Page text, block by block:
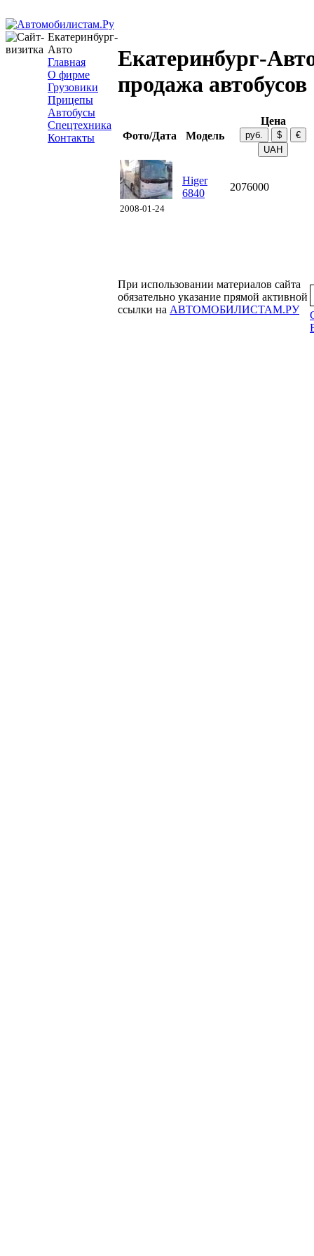
Екатеринбург-
Авто
Главная
О фирме
Грузовики
Прицепы
Автобусы
Спецтехника
Контакты
Екатеринбург-
продажа автобусов
Фото/Дата Модель
Цена
2008-01-24
Higer
6840
2076000
При использовании материалов сайта
обязательно указание прямой активной
ссылки на АВТОМОБИЛИСТАМ.РУ